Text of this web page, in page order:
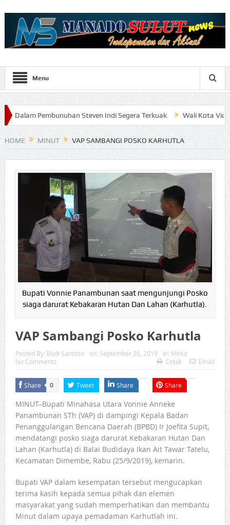
Menu
Steven Indi Segera Terkuak Wali Kota Vicky Lumentut
HOME MINUT VAP SAMBANGI POSKO KARHUTLA
Bupati Vonnie Panambunan saat mengunjungi Posko
siaga darurat Kebakaran Hutan Dan Lahan (Karhutla).
VAP Sambangi Posko Karhutla
Posted By: Budi Santoso on: September 26, 2019 In: Minut
No Comments
Cetak Email
Share 0 Tweet Share Share
MINUT–Bupati Minahasa Utara Vonnie Anneke
Panambunan STh (VAP) di dampingi Kepala Badan
Penanggulangan Bencana Daerah (BPBD) Ir Joefita Supit,
mendatangi posko siaga darurat Kebakaran Hutan Dan
Lahan (Karhutla) di Balai Budidaya Ikan Ait Tawar Tatelu,
Kecamatan Dimembe, Rabu (25/9/2019), kemarin.
Bupati VAP dalam kesempatan tersebut mengucapkan
terima kasih kepada semua pihak dan elemen
masyarakat yang sudah memperhatikan dan membantu
Minut dalam upaya pemadaman Karhutlah ini.